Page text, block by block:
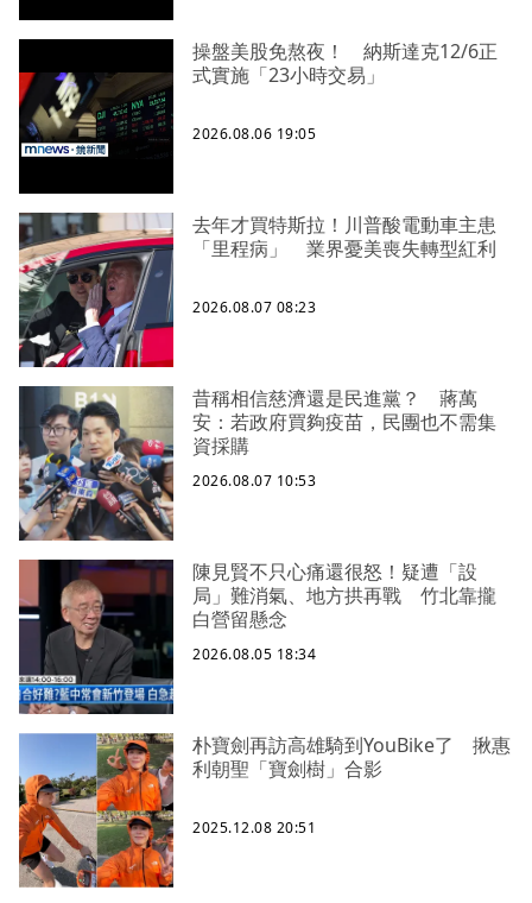
操盤美股免熬夜！ 納斯達克12/6正
式實施「23小時交易」
2026.08.06 19:05
去年才買特斯拉！川普酸電動車主患
「里程病」 業界憂美喪失轉型紅利
2026.08.07 08:23
昔稱相信慈濟還是民進黨？ 蔣萬
安：若政府買夠疫苗，民團也不需集
資採購
2026.08.07 10:53
陳見賢不只心痛還很怒！疑遭「設
局」難消氣、地方拱再戰 竹北靠攏
白營留懸念
2026.08.05 18:34
朴寶劍再訪高雄騎到YouBike了 揪惠
利朝聖「寶劍樹」合影
2025.12.08 20:51